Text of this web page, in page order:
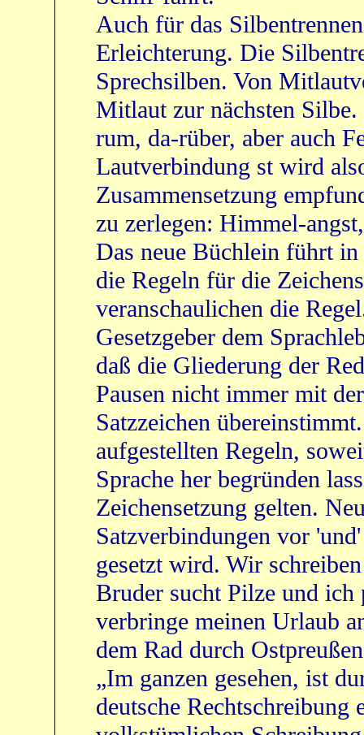
Auch für das
Erleichterung. Die
Sprechsilben. Von
Mitlaut zur nächsten
rum, da-rüber, aber auch
Lautverbindung st wird
Zusammensetzung
zu zerlegen: Himmel-
Das neue Büchlein führt
die Regeln für die
veranschaulichen die
Gesetzgeber dem
daß die Gliederung der
Pausen nicht immer mit
Satzzeichen
aufgestellten Regeln,
Sprache her begründen
Zeichensetzung gelten.
Satzverbindungen vor
gesetzt wird. Wir
Bruder sucht Pilze und
verbringe meinen Urlaub
dem Rad durch
„Im ganzen gesehen, ist
deutsche Rechtschreibung